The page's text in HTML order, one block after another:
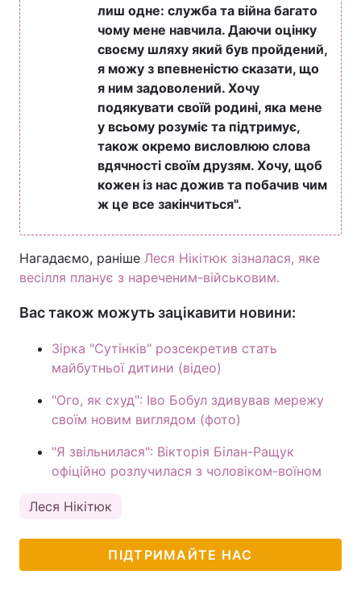
лиш одне: служба та війна багато
чому мене навчила. Даючи оцінку
своєму шляху який був пройдений,
я можу з впевненістю сказати, що
я ним задоволений. Хочу
подякувати своїй родині, яка мене
у всьому розуміє та підтримує,
також окремо висловлюю слова
вдячності своїм друзям. Хочу, щоб
кожен із нас дожив та побачив чим
ж це все закінчиться".
Нагадаємо, раніше Леся Нікітюк зізналася, яке
весілля планує з нареченим-військовим.
Вас також можуть зацікавити новини:
Зірка "Сутінків" розсекретив стать
майбутньої дитини (відео)
"Ого, як схуд": Іво Бобул здивував мережу
своїм новим виглядом (фото)
"Я звільнилася": Вікторія Білан-Ращук
офіційно розлучилася з чоловіком-воїном
Леся Нікітюк
ПІДТРИМАЙТЕ НАС